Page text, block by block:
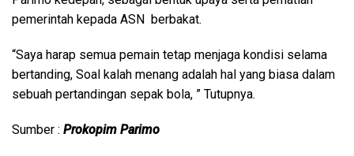
pemerintah kepada ASN berbakat.
“Saya harap semua pemain tetap menjaga kondisi selama
bertanding, Soal kalah menang adalah hal yang biasa dalam
sebuah pertandingan sepak bola, ” Tutupnya.
Sumber : Prokopim Parimo